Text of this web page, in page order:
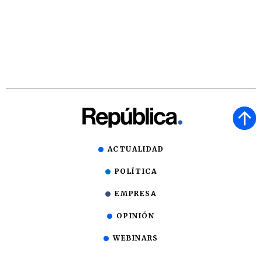
ACTUALIDAD
POLÍTICA
EMPRESA
OPINIÓN
WEBINARS